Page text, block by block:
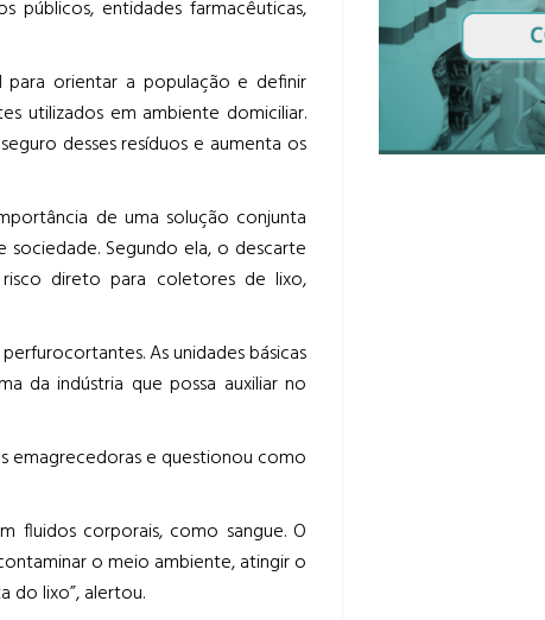
públicos, entidades farmacêuticas,
orientar a população e definir
utilizados em ambiente domiciliar.
desses resíduos e aumenta os
de uma solução conjunta
Segundo ela, o descarte
risco direto para coletores de lixo,
As unidades básicas
da indústria que possa auxiliar no
emagrecedoras e questionou como
fluidos corporais, como sangue. O
o meio ambiente, atingir o
do lixo”, alertou.